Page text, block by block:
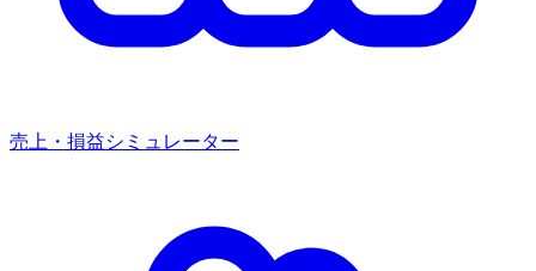
売上・損益シミュレーター